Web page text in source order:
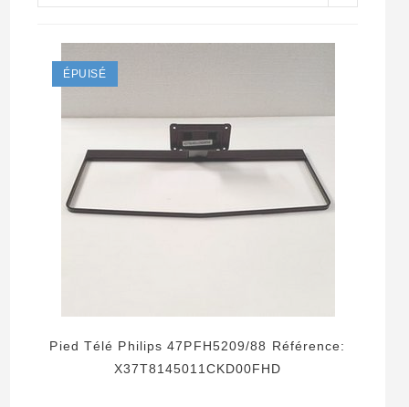
ÉPUISÉ
Pied Télé Philips 47PFH5209/88 Référence:
X37T8145011CKD00FHD